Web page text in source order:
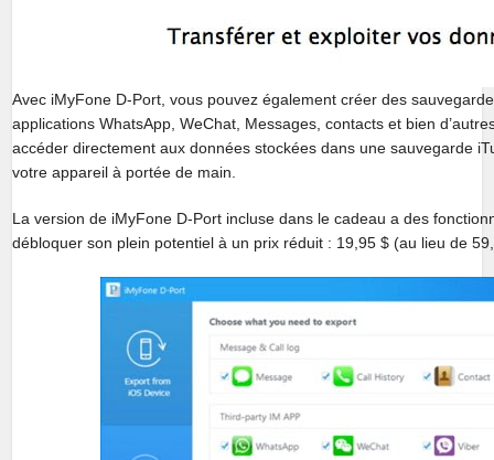
Avec iMyFone D-Port, vous pouvez également créer des
applications WhatsApp, WeChat, Messages, contacts et bien
accéder directement aux données stockées dans une sauvegarde
votre appareil à portée de main.
La version de iMyFone D-Port incluse dans le cadeau a des
débloquer son plein potentiel à un prix réduit : 19,95 $ (au lieu de